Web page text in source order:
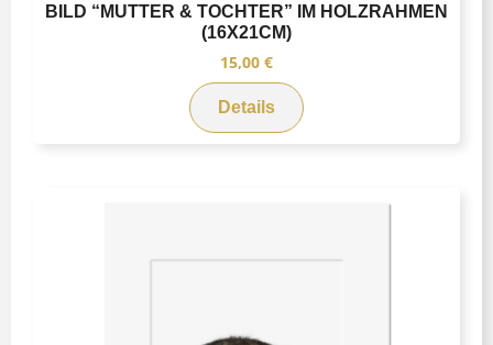
BILD “MUTTER & TOCHTER” IM HOLZRAHMEN
(16X21CM)
15,00 €
Details